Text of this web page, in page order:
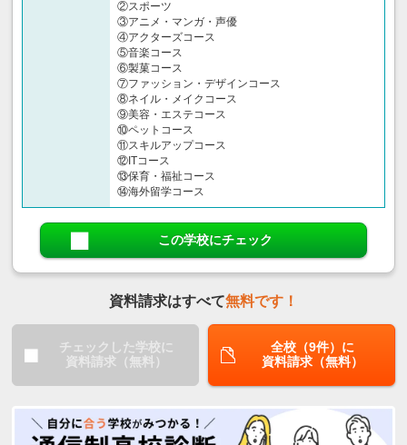
②スポーツ
③アニメ・マンガ・声優
④アクターズコース
⑤音楽コース
⑥製菓コース
⑦ファッション・デザインコース
⑧ネイル・メイクコース
⑨美容・エステコース
⑩ペットコース
⑪スキルアップコース
⑫ITコース
⑬保育・福祉コース
⑭海外留学コース
この学校にチェック
資料請求はすべて無料です！
チェックした学校に
資料請求（無料）
全校（9件）に
資料請求（無料）